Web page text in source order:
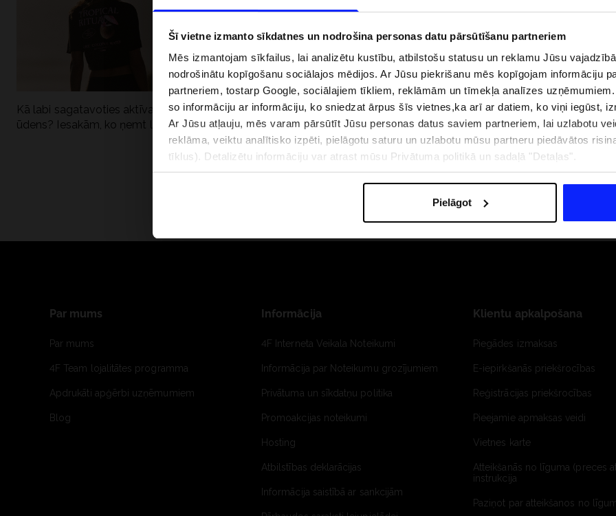
Šī vietne izmanto sīkdatnes un nodrošina personas datu pārsūtīšanu partneriem
Mēs izmantojam sīkfailus, lai analizētu kustību, atbilstošu statusu un reklamu Jūsu
nodrošinātu kopīgošanu sociālajos mēdijos. Ar Jūsu piekrišanu mēs kopīgojam informāciju
partneriem, tostarp Google, sociālajiem tīkliem, reklāmām un tīmekļa analīzes
so informāciju ar informāciju, ko sniedzat ārpus šīs vietnes,ka arī ar datiem, ko viņi iegūst,
Ar Jūsu atļauju, mēs varam pārsūtīt Jūsu personas datus saviem partneriem, lai uzlabotu
reklāma, veiktu analītisko izpēti, pielāgotu saturu un uzlabotu mūsu partneru piedāvātos
tīklus). Detalizētu informāciju var atrast mūsu Privātuma politikā un sadaļā "Detaļas".
Pielāgot
Kā labi sagatavoties aktīvai dienai pie
ūdens? Iesakām, ko ņemt līdzi
Kāpēc UV aizsardzībai pie ūdens jābūt
dubultai: UPF apģērbs + SPF
Jaunā 4F tenisa un padela kolekcija.
Sportiska funkcionalitāte satiekas ar
mūsdienīgu stilu
VEIKALU ADRESES B2B 4F TEAM LOJALITĀTES
Par mums
Par mums
4F Team lojalitātes programma
Apdrukāti apģērbi uzņēmumiem
Blog
Informācija
4F Interneta Veikala Noteikumi
Informācija par Noteikumu grozījumiem
Privātuma un sīkdatņu politika
Promoakcijas noteikumi
Hosting
Atbilstības deklarācijas
Informācija saistībā ar sankcijām
Klientu apkalpošana
Piegādes izmaksas
E-iepirkšanās priekšrocības
Reģistrācijas priekšrocības
Pieejamie apmaksas veidi
Vietnes karte
Atteikšanās no līguma (preces
instrukcija
Paziņot par atteikšanos no